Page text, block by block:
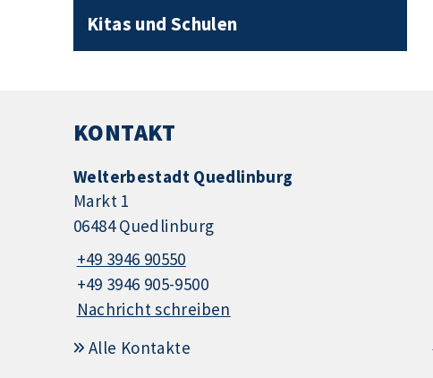
Kitas und Schulen
KONTAKT
Welterbestadt Quedlinburg
Markt 1
06484 Quedlinburg
+49 3946 90550
+49 3946 905-9500
Nachricht schreiben
Alle Kontakte